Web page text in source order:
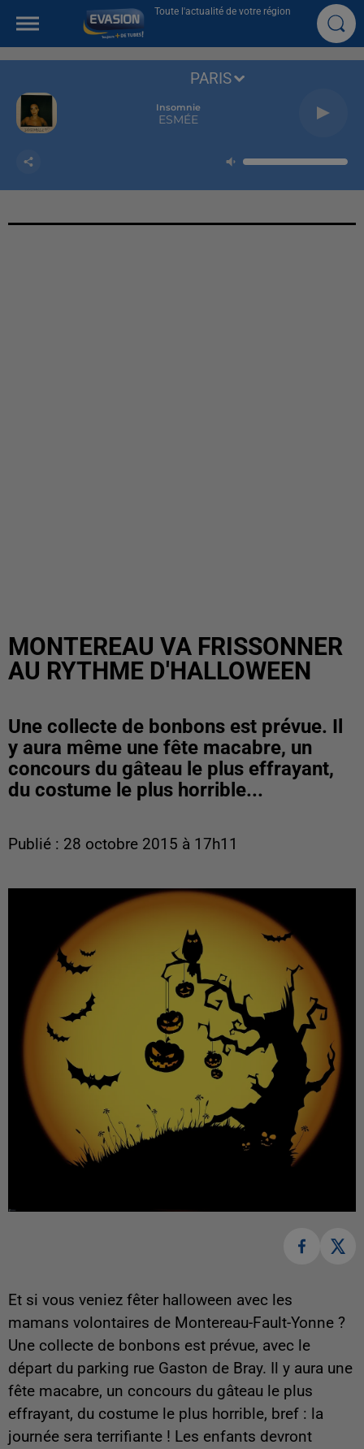
Toute l'actualité de votre région
Insomnie
ESMÉE
PARIS
MONTEREAU VA FRISSONNER
AU RYTHME D'HALLOWEEN
Une collecte de bonbons est prévue. Il
y aura même une fête macabre, un
concours du gâteau le plus effrayant,
du costume le plus horrible...
Publié : 28 octobre 2015 à 17h11
Et si vous veniez fêter halloween avec les
mamans volontaires de Montereau-Fault-Yonne ?
Une collecte de bonbons est prévue, avec le
départ du parking rue Gaston de Bray. Il y aura une
fête macabre, un concours du gâteau le plus
effrayant, du costume le plus horrible, bref : la
journée sera terrifiante ! Les enfants devront